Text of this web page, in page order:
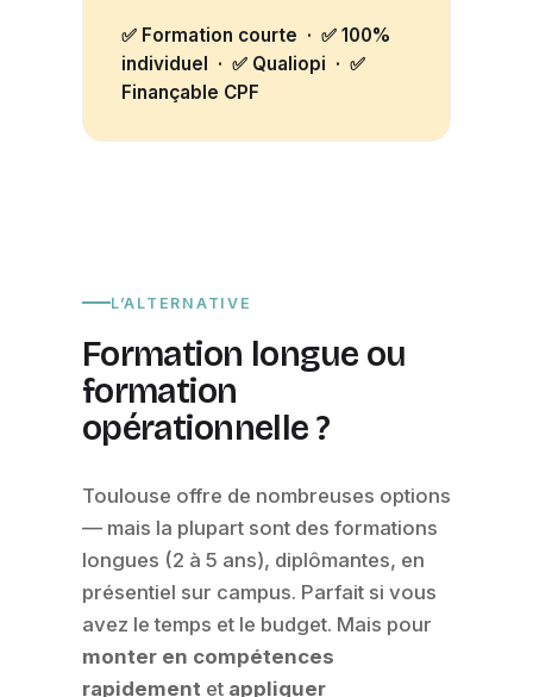
✅ Formation courte · ✅ 100%
individuel · ✅ Qualiopi · ✅
Finançable CPF
L’ALTERNATIVE
Formation longue ou
formation
opérationnelle ?
Toulouse offre de nombreuses options
— mais la plupart sont des formations
longues (2 à 5 ans), diplômantes, en
présentiel sur campus. Parfait si vous
avez le temps et le budget. Mais pour
monter en compétences
rapidement et appliquer